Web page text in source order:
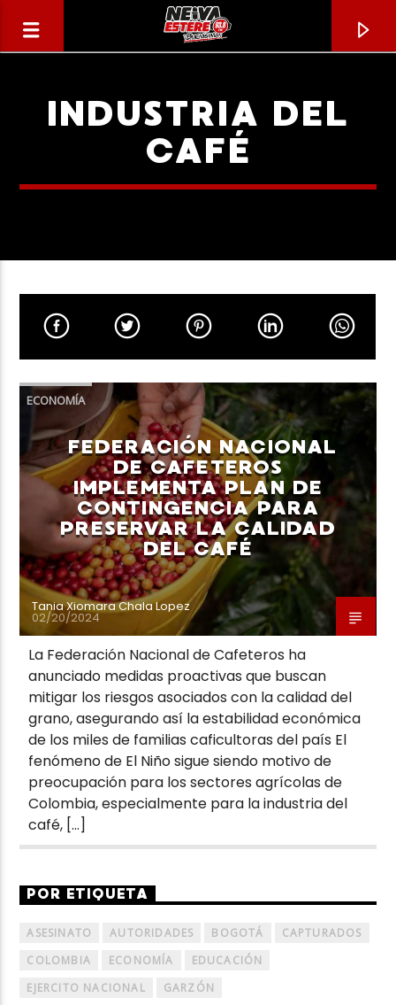
CANCIÓN ACTUAL
TÍTULO
ARTISTA
Neiva Estereo
INDUSTRIA DEL
CAFÉ
ECONOMÍA
FEDERACIÓN NACIONAL
DE CAFETEROS
IMPLEMENTA PLAN DE
CONTINGENCIA PARA
PRESERVAR LA CALIDAD
DEL CAFÉ
Tania Xiomara Chala Lopez
02/20/2024
La Federación Nacional de Cafeteros ha
anunciado medidas proactivas que buscan
mitigar los riesgos asociados con la calidad del
grano, asegurando así la estabilidad económica
de los miles de familias caficultoras del país El
fenómeno de El Niño sigue siendo motivo de
preocupación para los sectores agrícolas de
Colombia, especialmente para la industria del
café, […]
POR ETIQUETA
ASESINATO AUTORIDADES BOGOTÁ
CAPTURADOS
COLOMBIA
ECONOMÍA
EDUCACIÓN
EJERCITO NACIONAL
GARZÓN